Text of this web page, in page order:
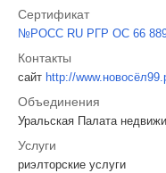
Сертификат
№РОСС RU РГР ОС 66 889
Контакты
сайт http://
Объединения
Уральская Палата
Услуги
риэлторские услуги